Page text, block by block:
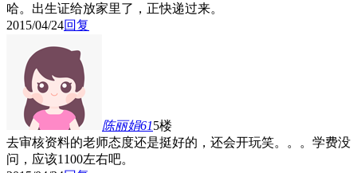
哈。出生证给放家里了，正快递过来。
2015/04/24回复
陈丽娟615楼
去审核资料的老师态度还是挺好的，还会开玩笑。。。学费没
问，应该1100左右吧。